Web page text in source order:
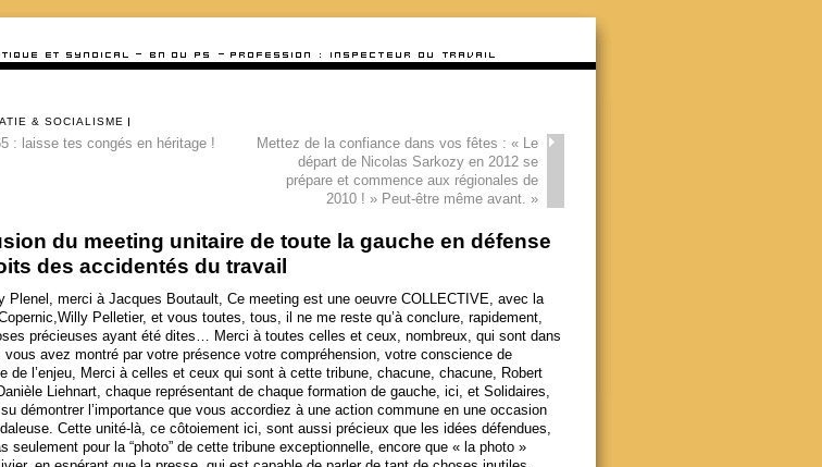
& SOCIALISME
: laisse tes congés en héritage !
Mettez de la confiance dans vos fêtes : « Le
départ de Nicolas Sarkozy en 2012 se
prépare et commence aux régionales de
2010 ! » Peut-être même avant.»
du meeting unitaire de toute la gauche en défense
des accidentés du travail
Plenel, merci à Jacques Boutault, Ce meeting est une oeuvre COLLECTIVE, avec la
Pelletier, et vous toutes, tous, il ne me reste qu’à conclure, rapidement,
précieuses ayant été dites… Merci à toutes celles et ceux, nombreux, qui sont dans
avez montré par votre présence votre compréhension, votre conscience de
de l’enjeu, Merci à celles et ceux qui sont à cette tribune, chacune, chacune, Robert
Liehnart, chaque représentant de chaque formation de gauche, ici, et Solidaires,
démontrer l’importance que vous accordiez à une action commune en une occasion
Cette unité-là, ce côtoiement ici, sont aussi précieux que les idées défendues,
seulement pour la “photo” de cette tribune exceptionnelle, encore que « la photo »